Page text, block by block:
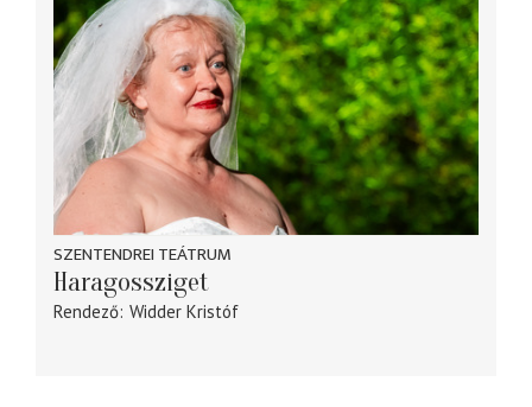
SZENTENDREI TEÁTRUM
Haragossziget
Rendező Widder Kristóf